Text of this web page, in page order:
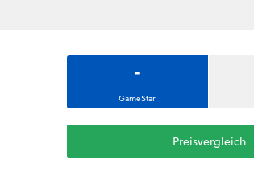
-
GameStar
Preisvergleich